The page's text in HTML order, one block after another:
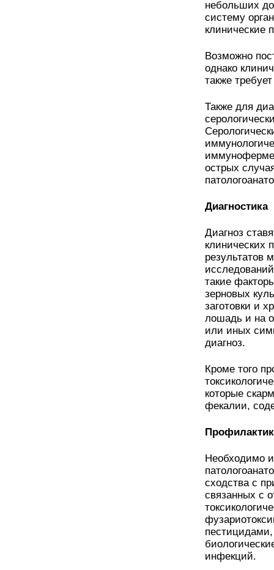
небольших
систему
клинические
Возможно
однако
также
Также для
острых
Диагностика
Диагноз
клинических
результатов
такие
зерновых
заготовки и
лошадь и на
или иных
диагноз.
Кроме того
которые
фекалии,
Необходимо
сходства с
связанных с
пестицидами,
инфекций.